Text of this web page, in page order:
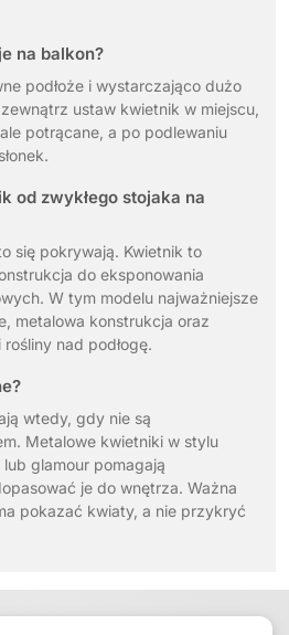
na balkon?
podłoże i wystarczająco dużo
ustaw kwietnik w miejscu,
potrącane, a po podlewaniu
od zwykłego stojaka na
się pokrywają. Kwietnik to
do eksponowania
W tym modelu najważniejsze
metalowa konstrukcja oraz
nad podłogę.
wtedy, gdy nie są
Metalowe kwietniki w stylu
glamour pomagają
je do wnętrza. Ważna
pokazać kwiaty, a nie przykryć